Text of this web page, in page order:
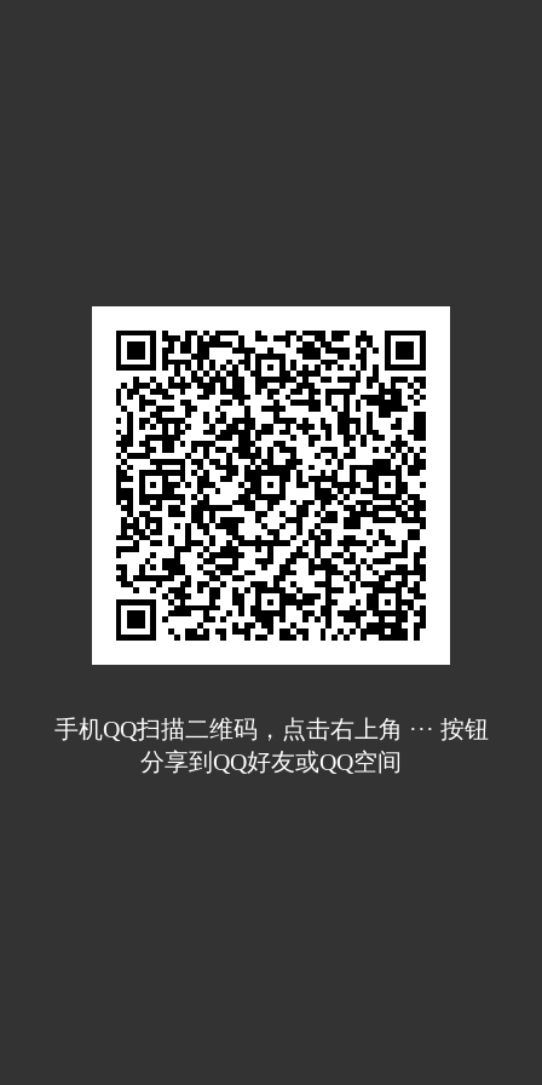
手机QQ扫描二维码，点击右上角 ··· 按钮
分享到QQ好友或QQ空间